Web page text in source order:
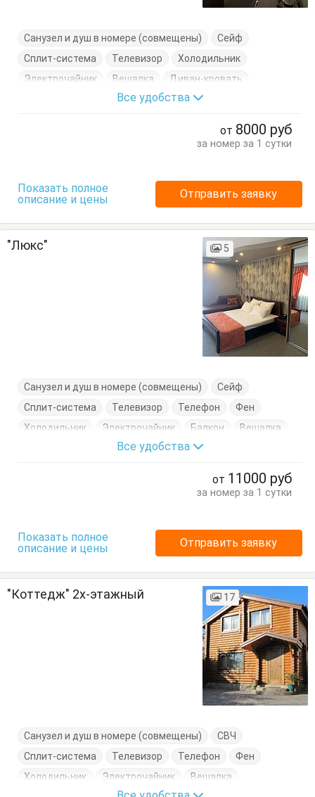
Санузел и душ в номере (совмещены)
Сейф
Сплит-система
Телевизор
Холодильник
Электрочайник
Вешалка
Диван-кровать
Журнальный столик
Кровати односпальные
Все удобства
от 8000 руб
за номер за 1 сутки
Показать полное
описание и цены
Отправить заявку
"Люкс" 5
Санузел и душ в номере (совмещены)
Сейф
Сплит-система
Телевизор Телефон
Фен
Холодильник
Электрочайник Балкон
Вешалка
Душевые принадлежности
Шкаф
Все удобства
от 11000 руб
за номер за 1 сутки
Показать полное
описание и цены
Отправить заявку
"Коттедж" 2х-этажный 17
Санузел и душ в номере (совмещены)
СВЧ
Сплит-система
Телевизор Телефон
Фен
Холодильник
Электрочайник
Вешалка